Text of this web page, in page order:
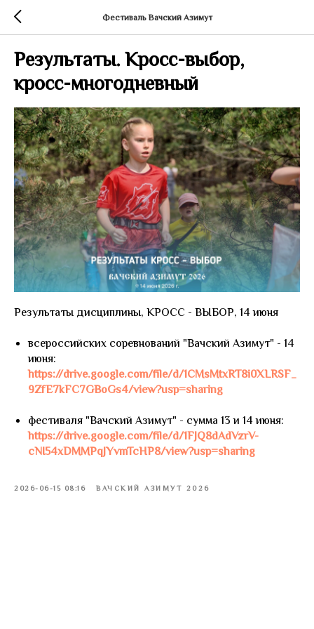
Фестиваль Вачский Азимут
Результаты. Кросс-выбор,
кросс-многодневный
Результаты дисциплины, КРОСС - ВЫБОР, 14 июня
всероссийских соревнований "Вачский Азимут" - 14
июня:
https://drive.google.com/file/d/1CMsMtxRT8i0XLRSF_
9ZfE7kFC7GBoGs4/view?usp=sharing
фестиваля "Вачский Азимут" - сумма 13 и 14 июня:
https://drive.google.com/file/d/1FJQ8dAdVzrV-
cNI54xDMMPqJYvmTcHP8/view?usp=sharing
2026-06-15 08:16 ВАЧСКИЙ АЗИМУТ 2026